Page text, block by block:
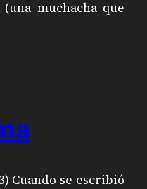
muchacha que
Cuando se escribió